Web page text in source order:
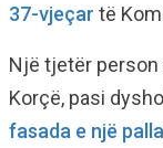
37-vjeçar të
Një tjetër
Korçë, pasi
fasada e një